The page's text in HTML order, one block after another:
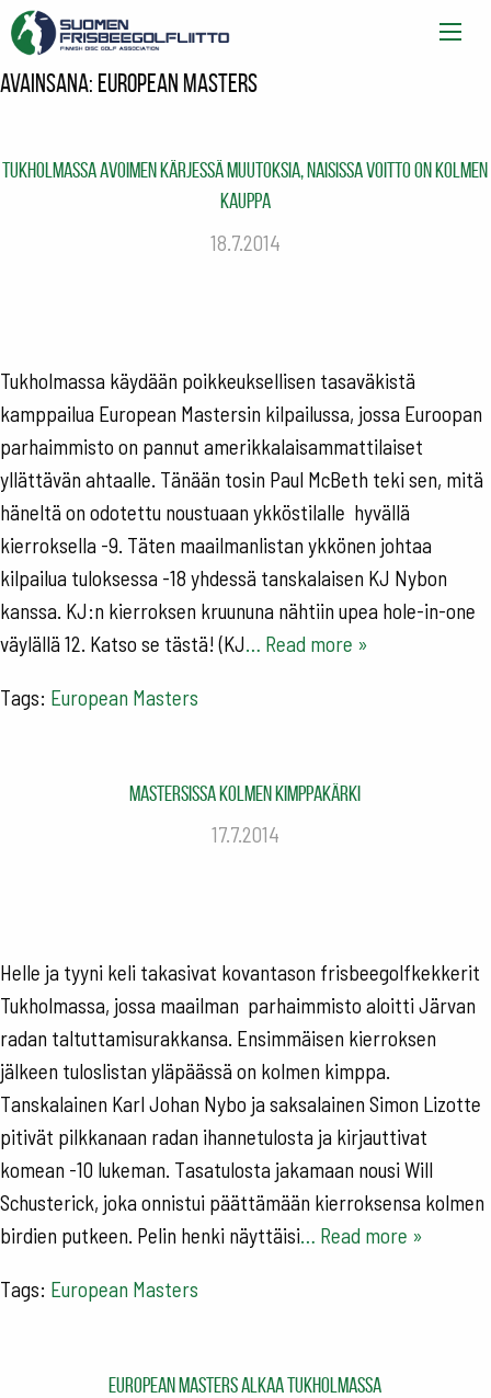
Avainsana: European Masters
Tukholmassa avoimen kärjessä muutoksia, naisissa voitto on kolmen
kauppa
18.7.2014
Tukholmassa käydään poikkeuksellisen tasaväkistä
kamppailua European Mastersin kilpailussa, jossa Euroopan
parhaimmisto on pannut amerikkalaisammattilaiset
yllättävän ahtaalle. Tänään tosin Paul McBeth teki sen, mitä
häneltä on odotettu noustuaan ykköstilalle hyvällä
kierroksella -9. Täten maailmanlistan ykkönen johtaa
kilpailua tuloksessa -18 yhdessä tanskalaisen KJ Nybon
kanssa. KJ:n kierroksen kruununa nähtiin upea hole-in-one
väylällä 12. Katso se tästä! (KJ… Read more »
Tags: European Masters
Mastersissa kolmen kimppakärki
17.7.2014
Helle ja tyyni keli takasivat kovantason frisbeegolfkekkerit
Tukholmassa, jossa maailman parhaimmisto aloitti Järvan
radan taltuttamisurakkansa. Ensimmäisen kierroksen
jälkeen tuloslistan yläpäässä on kolmen kimppa.
Tanskalainen Karl Johan Nybo ja saksalainen Simon Lizotte
pitivät pilkkanaan radan ihannetulosta ja kirjauttivat
komean -10 lukeman. Tasatulosta jakamaan nousi Will
Schusterick, joka onnistui päättämään kierroksensa kolmen
birdien putkeen. Pelin henki näyttäisi… Read more »
Tags: European Masters
European Masters alkaa Tukholmassa